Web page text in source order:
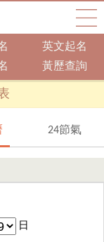
英文起名
黃歷查詢
24節氣
日